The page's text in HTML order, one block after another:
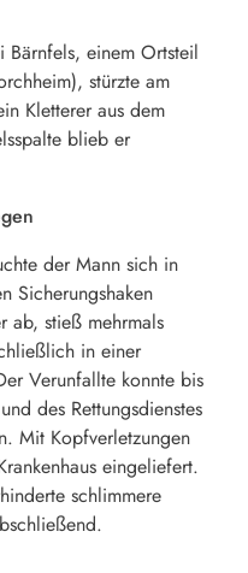
einem Ortsteil
stürzte am
Kletterer aus dem
blieb er
der Mann sich in
Sicherungshaken
ab, stieß mehrmals
in einer
Verunfallte konnte bis
des Rettungsdienstes
Mit Kopfverletzungen
eingeliefert.
schlimmere